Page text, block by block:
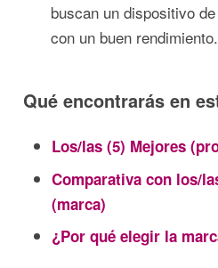
buscan un dispositivo
con un buen rendimiento.
Qué encontrarás en
Los/las (5) Mejores
Comparativa con los/
(marca)
¿Por qué elegir la